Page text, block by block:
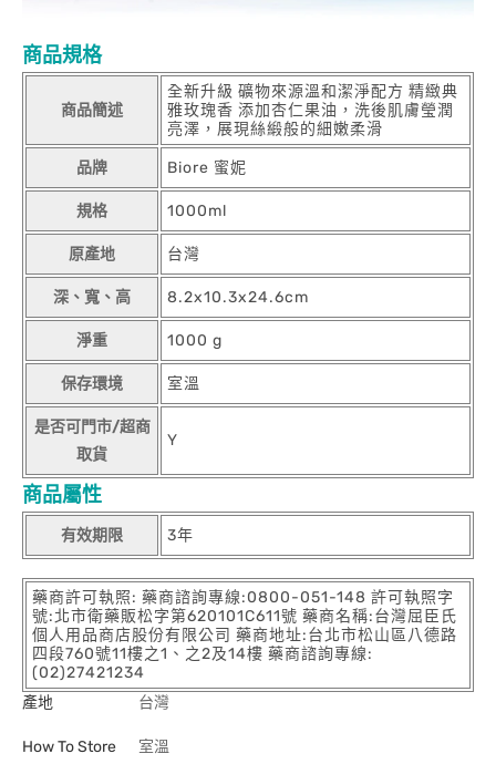
商品規格
商品簡述
全新升級 礦物來源溫和潔淨配方 精緻典
雅玫瑰香 添加杏仁果油，洗後肌膚瑩潤
亮澤，展現絲緞般的細嫩柔滑
品牌 Biore 蜜妮
規格 1000ml
原產地 台灣
深、寬、高 8.2x10.3x24.6cm
淨重 1000 g
保存環境 室溫
是否可門市/超商
取貨
Y
商品屬性
有效期限 3年
藥商許可執照: 藥商諮詢專線:0800-051-148 許可執照字
號:北市衛藥販松字第620101C611號 藥商名稱:台灣屈臣氏
個人用品商店股份有限公司 藥商地址:台北市松山區八德路
四段760號11樓之1、之2及14樓 藥商諮詢專線:
(02)27421234
產地
台灣
How To Store 室溫